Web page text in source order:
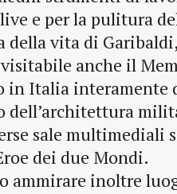
e per la pulitura
della vita di
anche il
in Italia interamente
dell’architettura
sale multimediali
dei due Mondi.
ammirare inoltre